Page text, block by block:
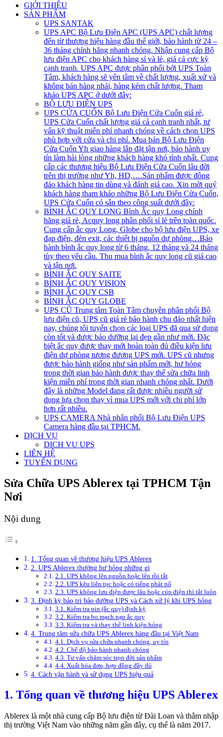
GIỚI THIỆU
SẢN PHẨM
UPS SANTAK
UPS APC Bộ Lưu Điện APC (UPS APC) chất lượng
đến từ thương hiệu hàng đầu thế giới, bảo hành từ 24 –
36 tháng chính hãng nhanh chóng. Nhận cung cấp Bộ
lưu điện APC cho khách hàng sỉ và lẻ, giá cả cực kỳ
cạnh tranh. UPS APC được phân phối bởi UPS Toàn
Tâm, khách hàng sẽ yên tâm về chất lượng, xuất xứ và
không bán hàng nhái, hàng kém chất lượng. Tham
khảo UPS APC ở dưới đây:
BỘ LƯU ĐIỆN UPS
UPS CỬA CUỐN Bộ Lưu Điện Cửa Cuốn giá rẻ,
UPS Cửa Cuốn chất lượng giá cả cạnh tranh nhất, tư
vấn kỹ thuật miễn phí nhanh chóng về cách chọn UPS
phù hợp với cửa và chi phí. Mua bán Bộ Lưu Điện
Cửa Cuốn Yh giao hàng lắp đặt tận nơi, bảo hành uy
tín làm hài lòng những khách hàng khó tính nhất. Cung
cấp các thương hiệu Bộ Lưu Điện Cửa Cuốn lâu đời
trên thị trường như Yh, HD,….Sản phẩm được đông
đảo khách hàng tin dùng và đánh giá cao. Xin mời quý
khách hàng tham khảo những Bộ Lưu Điện Cửa Cuốn,
UPS Cửa Cuốn có sẵn theo công suất dưới đây:
BÌNH ẮC QUY LONG Bình Ắc quy Long chính
hãng giá rẻ, Acquy long phân phối sỉ lẻ trên toàn quốc.
Cung cấp ắc quy Long, Globe cho bộ lưu điện UPS, xe
đạp điện, đèn exit, các thiết bị nguồn dự phòng…Bảo
hành bình ắc quy long từ 6 tháng, 12 tháng và 24 tháng
tùy theo yêu cầu. Thu mua bình ắc quy long cũ giá cao
và tận nơi.
BÌNH ẮC QUY SAITE
BÌNH ẮC QUY VISION
BÌNH ẮC QUY CSB
BÌNH ẮC QUY GLOBE
UPS CŨ Trung tâm Toàn Tâm chuyên phân phối Bộ
lưu điện cũ, UPS cũ giá rẻ bảo hành chu đáo nhất hiện
nay, chúng tôi tuyển chọn các loại UPS đã qua sử dụng
còn tốt và được bảo dưỡng lại đẹp gần như mới. Đặc
biệt ắc quy được thay mới hoàn toàn đủ điều kiện lưu
điện dự phòng tương đương UPS mới. UPS cũ nhưng
được bảo hành giống như sản phẩm mới, hư hỏng
trong thời gian bảo hành được thay thế sửa chữa linh
kiện miễn phí trong thời gian nhanh chóng nhất. Dưới
đây là những Model đang rất được nhiều người sử
dụng lựa chọn thay vì mua UPS mới với chi phí lớn
hơn rất nhiều.
UPS CAMERA Nhà phân phối Bộ Lưu Điện UPS
Camera hàng đầu tại TPHCM.
DỊCH VỤ
DICH VU UPS
LIÊN HỆ
TUYỂN DỤNG
Sửa Chữa UPS Ablerex tại TPHCM Tận
Nơi
Nội dung
1. Tổng quan về thương hiệu UPS Ablerex
2. UPS Ablerex thường hư hỏng những gì
2.1. UPS không lên nguồn hoặc lên rồi tắt
2.2. UPS kêu liên tục hoặc có tiếng phát nổ
2.3. UPS không lưu điện được lâu hoặc cúp điện thì tắt luôn
3. Định kỳ bảo trì bảo dưỡng UPS và Cách xử lý khi UPS hỏng
3.1. Kiểm tra pin (ắc quy) định kỳ
3.2. Kiểm tra bo mạch nạp ắc quy
3.3. Kiểm tra và thay thế linh kiện hỏng
4. Trung tâm sửa chữa UPS Ablerex hàng đầu tại Việt Nam
4.1. Dịch vụ sửa chữa nhanh chóng, uy tín
4.2. Chế độ bảo hành nhanh chóng
4.3. Tư vấn chăm sóc trọn đời sản phẩm
4.4. Xuất hóa đơn, hợp đồng đầy đủ
4. Cách vận hành và sử dụng UPS hiệu quả
1. Tổng quan về thương hiệu UPS Ablerex
Ablerex là một nhà cung cấp Bộ lưu điện từ Đài Loan và thâm nhập
thị trường Việt Nam vào những năm gần đây, cụ thể là năm 2017.